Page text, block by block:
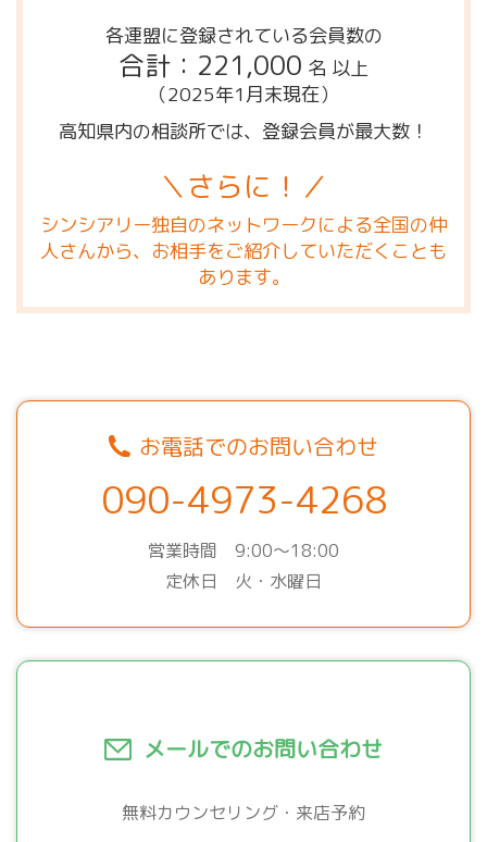
各連盟に登録されている会員数の
合計：221,000 名 以上
（2025年1月末現在）
高知県内の相談所では、登録会員が最大数！
＼さらに！／
シンシアリー独自のネットワークによる全国の仲
人さんから、お相手をご紹介していただくことも
あります。
お電話でのお問い合わせ
090-4973-4268
営業時間 9:00～18:00
定休日 火・水曜日
メールでのお問い合わせ
無料カウンセリング・来店予約